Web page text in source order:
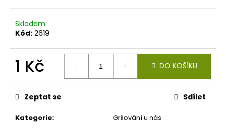
Skladem
Kód: 2619
1 Kč
cena:
DO KOŠÍKU
Kategorie: Grilování u nás
Zeptat se Sdílet
D
o
u
č